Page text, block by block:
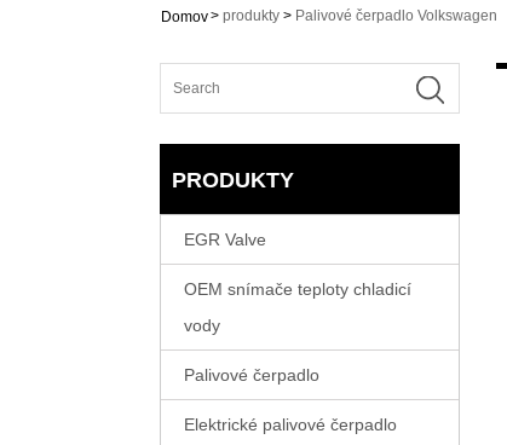
Domov> produkty > Palivové čerpadlo Volkswagen
PRODUKTY
EGR Valve
OEM snímače teploty chladicí
vody
Palivové čerpadlo
Elektrické palivové čerpadlo